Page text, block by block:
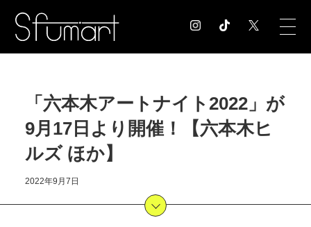
COLUMN コラム記事
EXHIBITION
MUSEUM
NEWS お知らせ
「六本木アートナイト2022」が
9月17日より開催！【六本木ヒ
ルズ ほか】
2022年9月7日